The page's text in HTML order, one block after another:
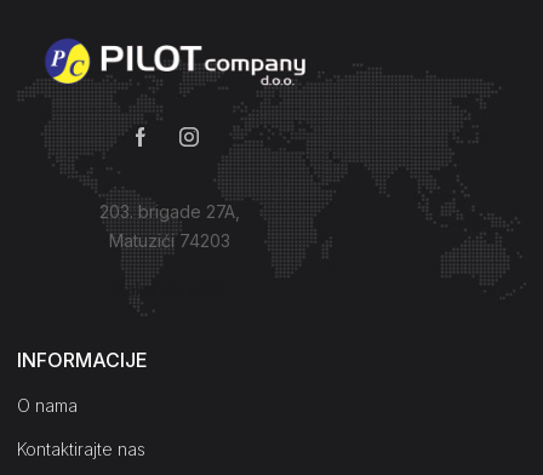
203. brigade 27A,
Matuzići 74203
Kako do nas?
INFORMACIJE
O nama
Kontaktirajte nas